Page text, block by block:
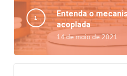
Entenda o
acoplada
14 de maio de 2021